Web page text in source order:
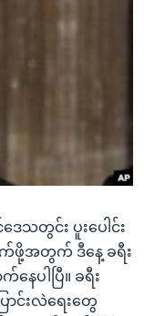
ဒေသတွင်း ပူးပေါင်း
ဖို့အတွက် ဒီနေ့ ခရီး
ေပါပြီ။ ခရီး
ောင်းလဲရေးတွေ